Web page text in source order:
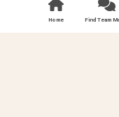
Home Find Team